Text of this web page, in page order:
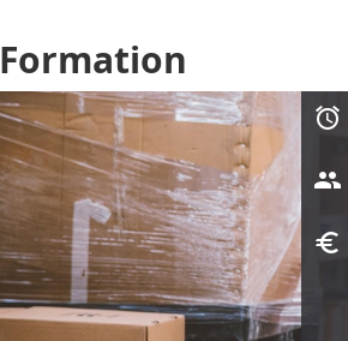
Formation
alarm
group
euro